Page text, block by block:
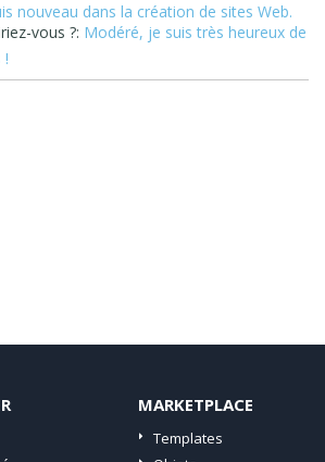
nouveau dans la création de sites Web.
vous ?: Modéré, je suis très heureux de
!
MARKETPLACE
Templates